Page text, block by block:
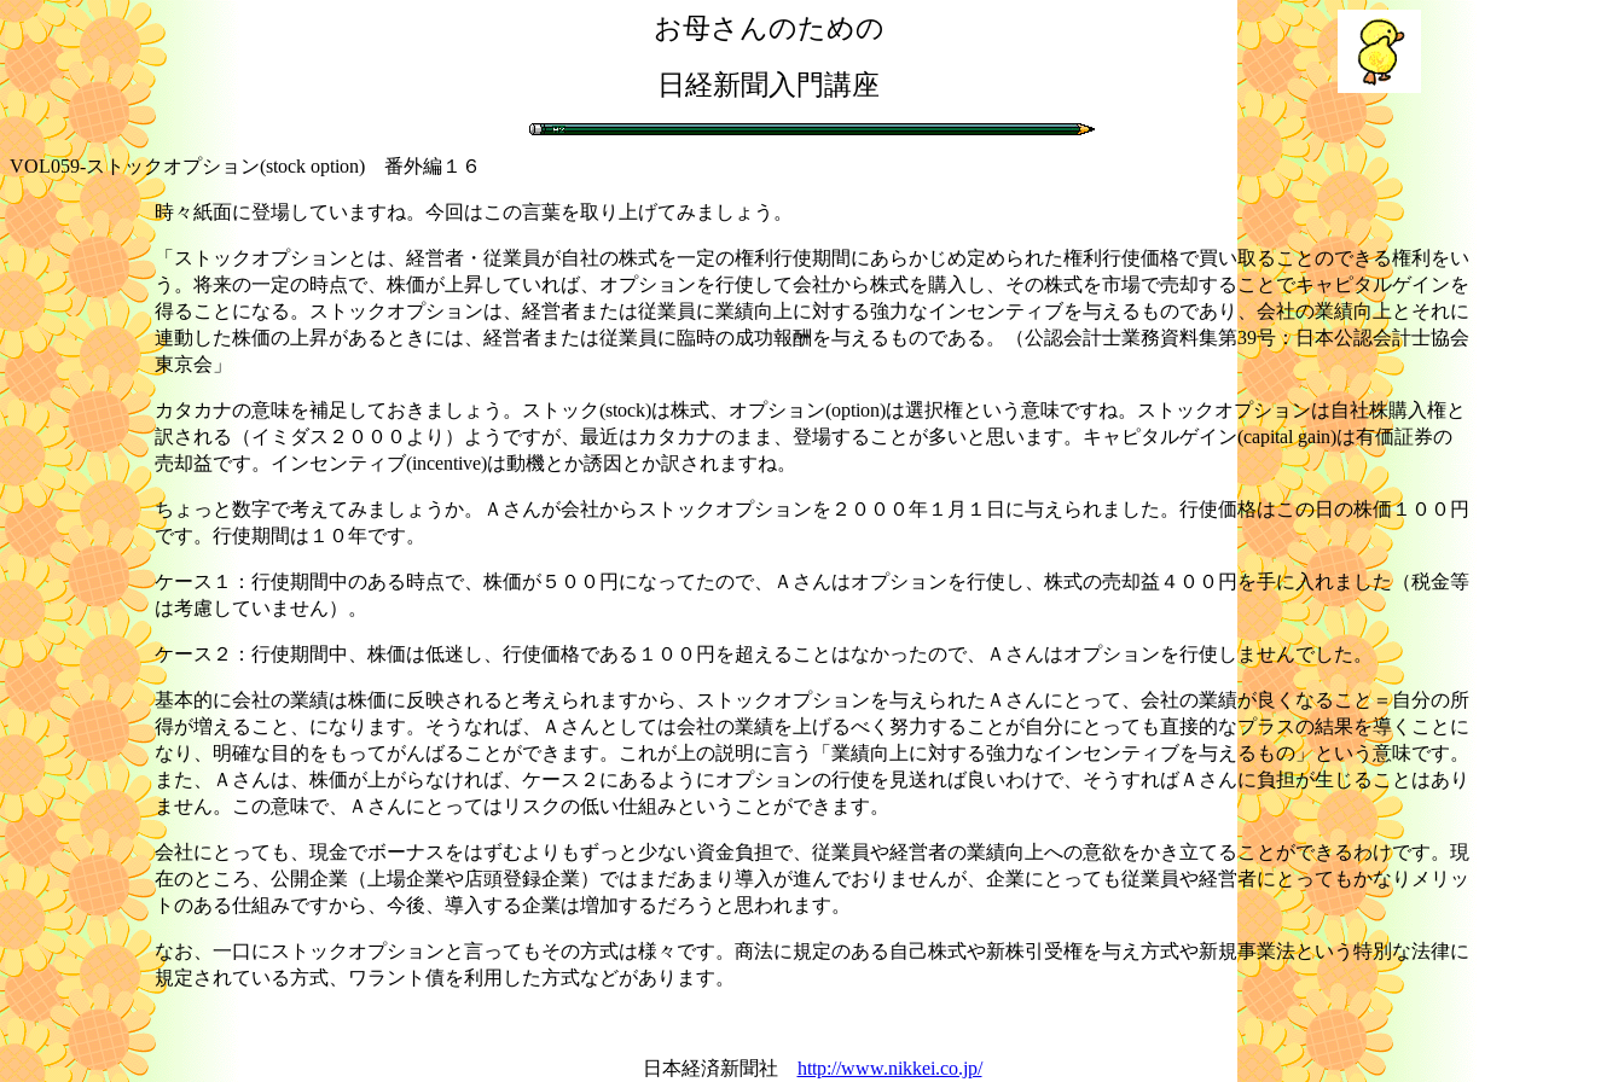
お母さんのための
日経新聞入門講座
VOL059-ストックオプション(stock option) 番外編１６
時々紙面に登場していますね。今回はこの言葉を取り上げてみましょう。
「ストックオプションとは、経営者・従業員が自社の株式を一定の権利行使期間にあらかじめ定められた権利行使価格で買い取ることのできる権利をい
う。将来の一定の時点で、株価が上昇していれば、オプションを行使して会社から株式を購入し、その株式を市場で売却することでキャピタルゲインを
得ることになる。ストックオプションは、経営者または従業員に業績向上に対する強力なインセンティブを与えるものであり、会社の業績向上とそれに
連動した株価の上昇があるときには、経営者または従業員に臨時の成功報酬を与えるものである。（公認会計士業務資料集第39号：日本公認会計士協会
東京会」
カタカナの意味を補足しておきましょう。ストック(stock)は株式、オプション(option)は選択権という意味ですね。ストックオプションは自社株購入権と
訳される（イミダス２０００より）ようですが、最近はカタカナのまま、登場することが多いと思います。キャピタルゲイン(capital gain)は有価証券の
売却益です。インセンティブ(incentive)は動機とか誘因とか訳されますね。
ちょっと数字で考えてみましょうか。Ａさんが会社からストックオプションを２０００年１月１日に与えられました。行使価格はこの日の株価１００円
です。行使期間は１０年です。
ケース１：行使期間中のある時点で、株価が５００円になってたので、Ａさんはオプションを行使し、株式の売却益４００円を手に入れました（税金等
は考慮していません）。
ケース２：行使期間中、株価は低迷し、行使価格である１００円を超えることはなかったので、Ａさんはオプションを行使しませんでした。
基本的に会社の業績は株価に反映されると考えられますから、ストックオプションを与えられたＡさんにとって、会社の業績が良くなること＝自分の所
得が増えること、になります。そうなれば、Ａさんとしては会社の業績を上げるべく努力することが自分にとっても直接的なプラスの結果を導くことに
なり、明確な目的をもってがんばることができます。これが上の説明に言う「業績向上に対する強力なインセンティブを与えるもの」という意味です。
また、Ａさんは、株価が上がらなければ、ケース２にあるようにオプションの行使を見送れば良いわけで、そうすればＡさんに負担が生じることはあり
ません。この意味で、Ａさんにとってはリスクの低い仕組みということができます。
会社にとっても、現金でボーナスをはずむよりもずっと少ない資金負担で、従業員や経営者の業績向上への意欲をかき立てることができるわけです。現
在のところ、公開企業（上場企業や店頭登録企業）ではまだあまり導入が進んでおりませんが、企業にとっても従業員や経営者にとってもかなりメリッ
トのある仕組みですから、今後、導入する企業は増加するだろうと思われます。
なお、一口にストックオプションと言ってもその方式は様々です。商法に規定のある自己株式や新株引受権を与え方式や新規事業法という特別な法律に
規定されている方式、ワラント債を利用した方式などがあります。
日本経済新聞社 http://www.nikkei.co.jp/